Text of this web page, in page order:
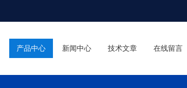
产品中心 新闻中心 技术文章 在线留言